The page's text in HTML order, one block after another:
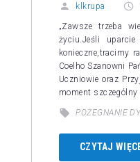
klkrupa
„Zawsze trzeba
życiu.Jeśli
konieczne,tracimy
Coelho Szanowni
Uczniowie oraz
moment
POŻEGNANIE
CZYTAJ